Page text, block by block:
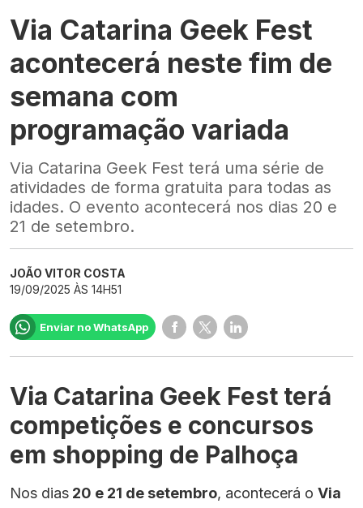
Via Catarina Geek Fest
acontecerá neste fim de
semana com
programação variada
Via Catarina Geek Fest terá uma série de
atividades de forma gratuita para todas as
idades. O evento acontecerá nos dias 20 e
21 de setembro.
JOÃO VITOR COSTA
19/09/2025 ÀS 14H51
Enviar no WhatsApp
Via Catarina Geek Fest terá
competições e concursos
em shopping de Palhoça
Nos dias 20 e 21 de setembro, acontecerá o Via